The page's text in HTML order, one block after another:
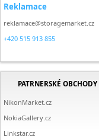
Reklamace
reklamace@storagemarket.cz
+420 515 913 855
PATRNERSKÉ OBCHODY
NikonMarket.cz
NokiaGallery.cz
Linkstar.cz